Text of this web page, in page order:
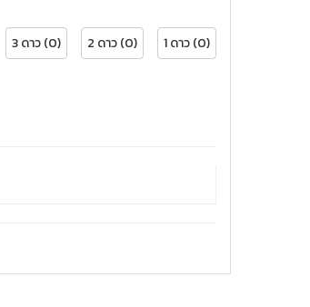
3 ดาว (0) 2 ดาว (0) 1 ดาว (0)